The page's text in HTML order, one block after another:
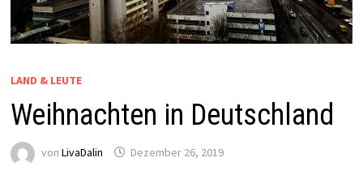
LAND & LEUTE
Weihnachten in Deutschland
von LivaDalin Dezember 26, 2019